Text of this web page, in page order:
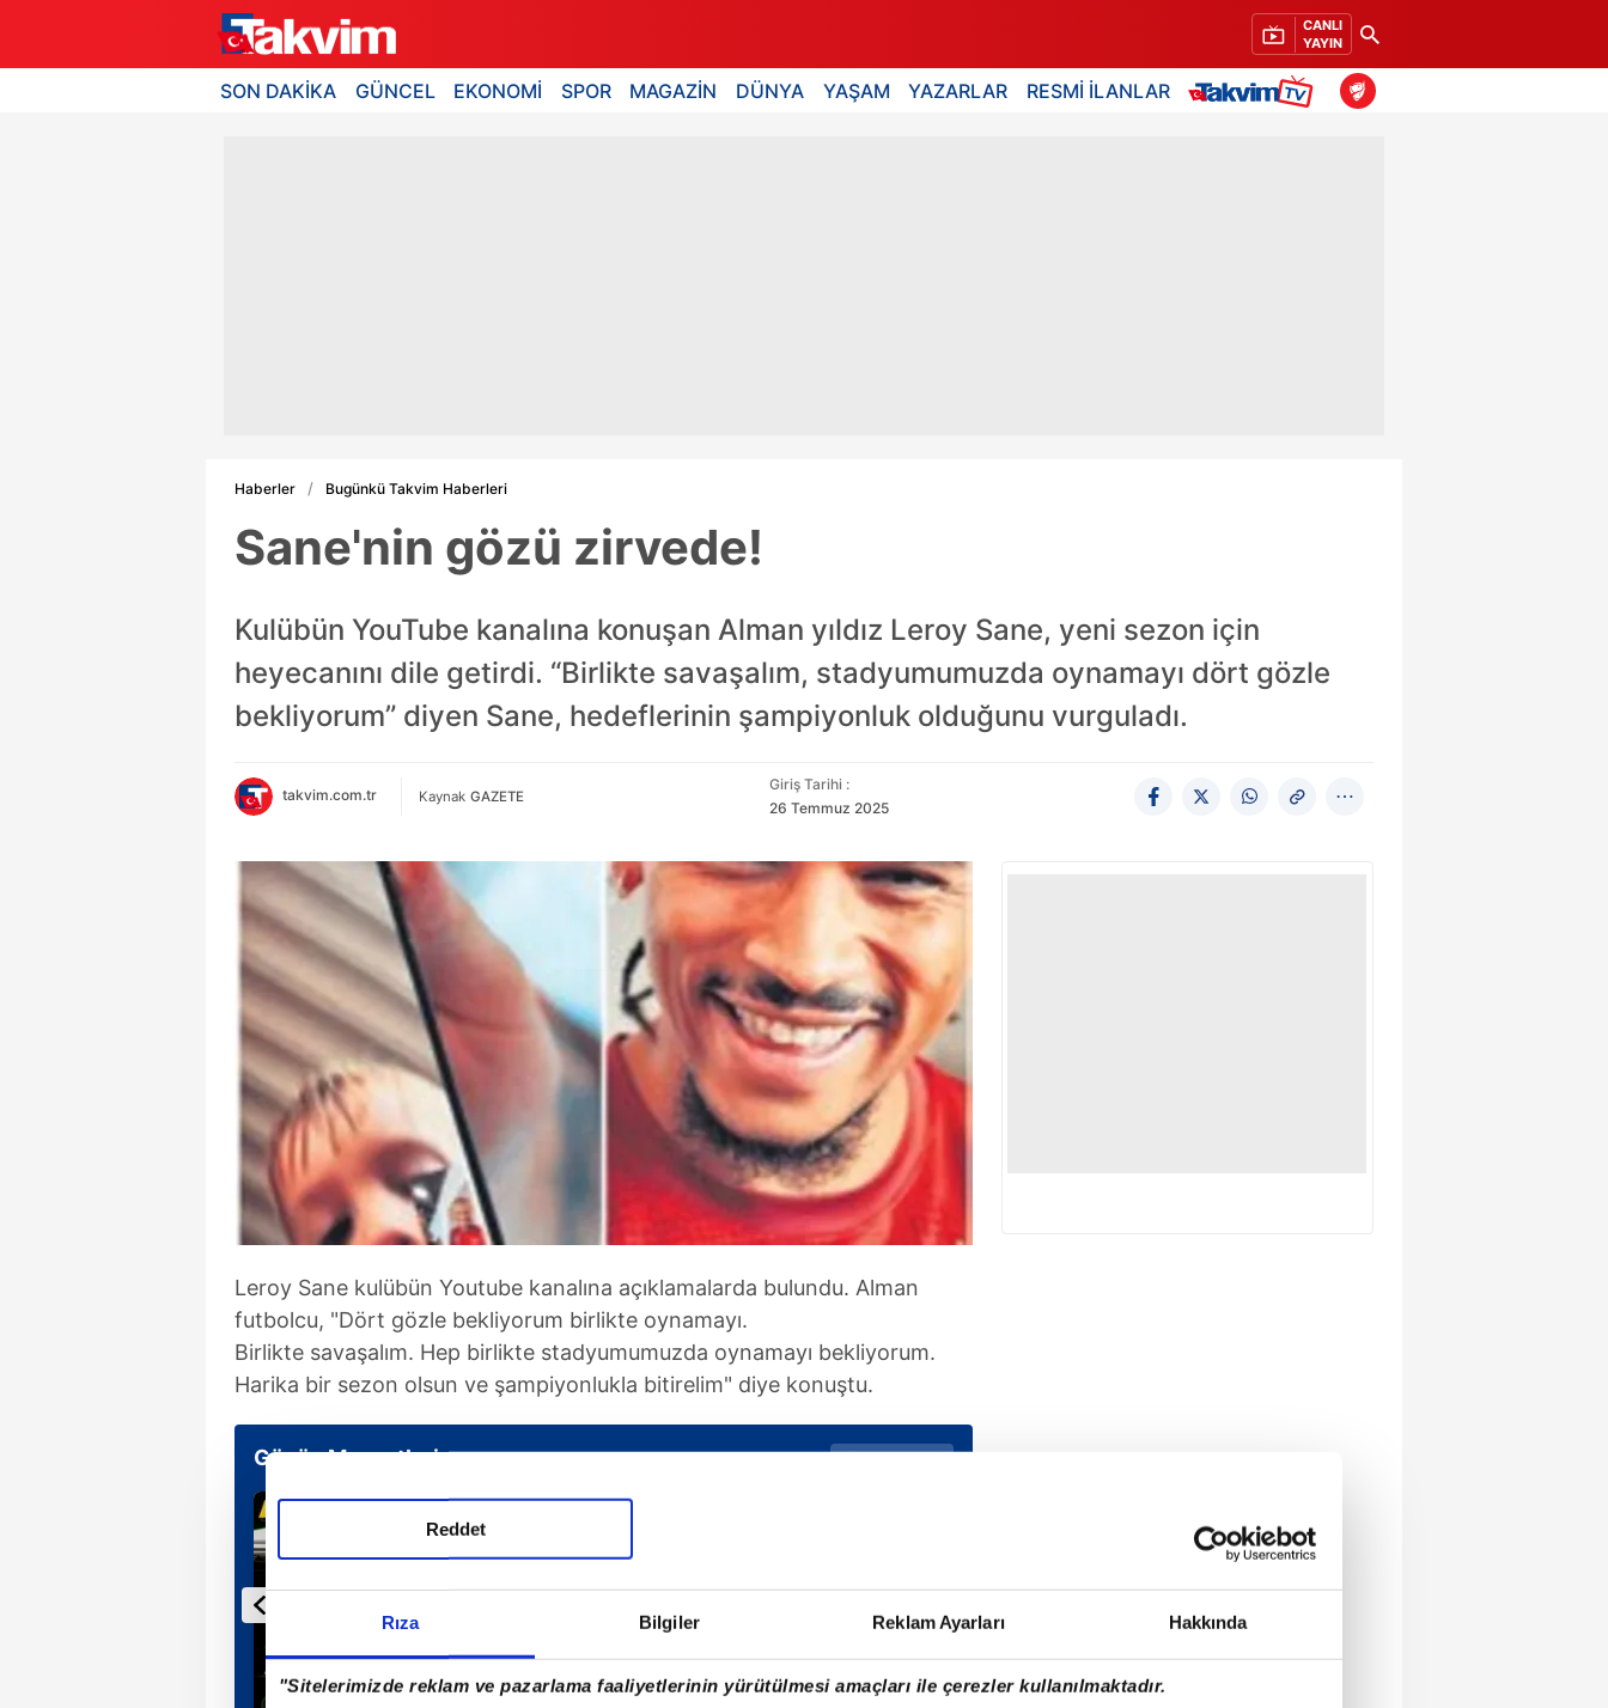
Rıza Bilgiler Reklam Ayarları Hakkında
"Sitelerimizde reklam ve pazarlama faaliyetlerinin yürütülmesi amaçları ile çerezler kullanılmaktadır.
Reddet
CANLI
YAYIN
SON DAKİKA GÜNCEL EKONOMİ SPOR MAGAZİN DÜNYA YAŞAM YAZARLAR RESMİ İLANLAR
Haberler Bugünkü Takvim Haberleri
Sane'nin gözü zirvede!
Kulübün YouTube kanalına konuşan Alman yıldız Leroy Sane, yeni sezon için
heyecanını dile getirdi. “Birlikte savaşalım, stadyumumuzda oynamayı dört gözle
bekliyorum” diyen Sane, hedeflerinin şampiyonluk olduğunu vurguladı.
takvim.com.tr Kaynak GAZETE
Giriş Tarihi :
26 Temmuz 2025
Leroy Sane kulübün Youtube kanalına açıklamalarda bulundu. Alman
futbolcu, "Dört gözle bekliyorum birlikte oynamayı.
Birlikte savaşalım. Hep birlikte stadyumumuzda oynamayı bekliyorum.
Harika bir sezon olsun ve şampiyonlukla bitirelim" diye konuştu.
Günün Manşetleri Tüm Manşetler